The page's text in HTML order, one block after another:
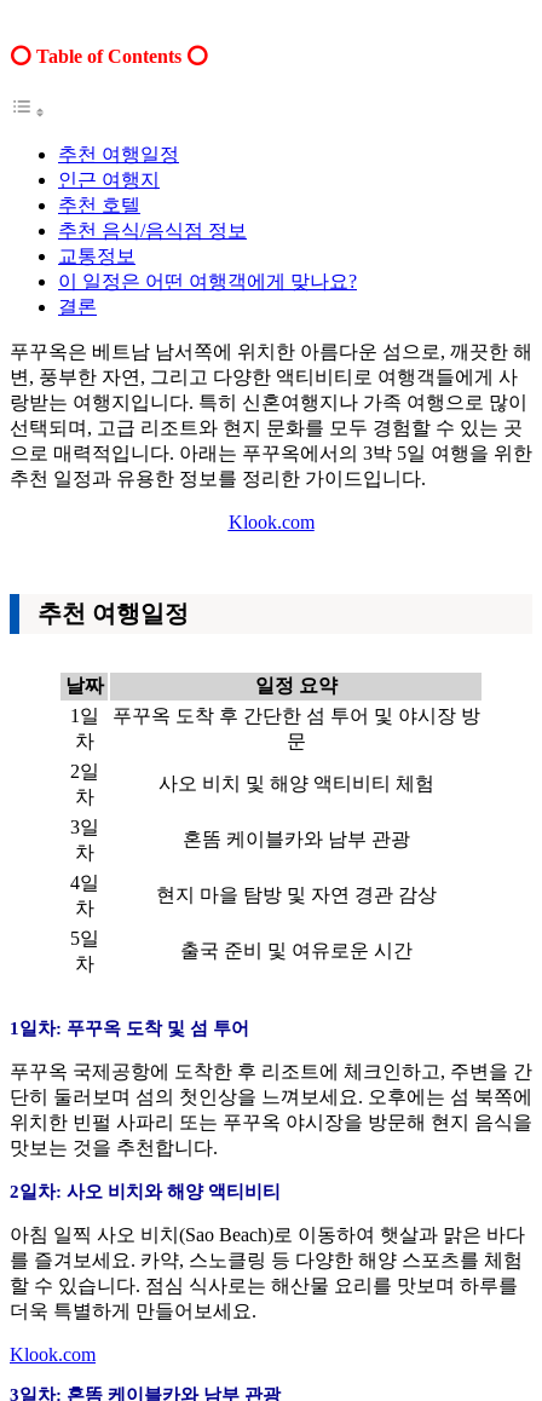
Table of Contents
추천 여행일정
인근 여행지
추천 호텔
추천 음식/음식점 정보
교통정보
이 일정은 어떤 여행객에게 맞나요?
결론
푸꾸옥은 베트남 남서쪽에 위치한 아름다운 섬으로, 깨끗한 해
변, 풍부한 자연, 그리고 다양한 액티비티로 여행객들에게 사
랑받는 여행지입니다. 특히 신혼여행지나 가족 여행으로 많이
선택되며, 고급 리조트와 현지 문화를 모두 경험할 수 있는 곳
으로 매력적입니다. 아래는 푸꾸옥에서의 3박 5일 여행을 위한
추천 일정과 유용한 정보를 정리한 가이드입니다.
Klook.com
추천 여행일정
날짜
일정 요약
1일
차
푸꾸옥 도착 후 간단한 섬 투어 및 야시장 방
문
2일
차
사오 비치 및 해양 액티비티 체험
3일
차
혼똠 케이블카와 남부 관광
4일
차
현지 마을 탐방 및 자연 경관 감상
5일
차
출국 준비 및 여유로운 시간
1일차: 푸꾸옥 도착 및 섬 투어
푸꾸옥 국제공항에 도착한 후 리조트에 체크인하고, 주변을 간
단히 둘러보며 섬의 첫인상을 느껴보세요. 오후에는 섬 북쪽에
위치한 빈펄 사파리 또는 푸꾸옥 야시장을 방문해 현지 음식을
맛보는 것을 추천합니다.
2일차: 사오 비치와 해양 액티비티
아침 일찍 사오 비치(Sao Beach)로 이동하여 햇살과 맑은 바다
를 즐겨보세요. 카약, 스노클링 등 다양한 해양 스포츠를 체험
할 수 있습니다. 점심 식사로는 해산물 요리를 맛보며 하루를
더욱 특별하게 만들어보세요.
Klook.com
3일차: 혼똠 케이블카와 남부 관광